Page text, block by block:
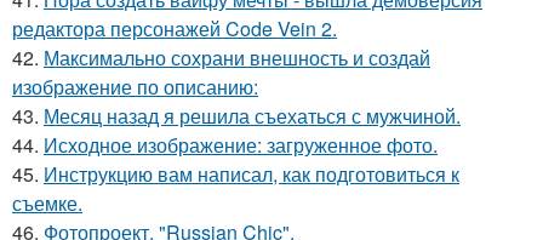
редактора персонажей Code Vein 2.
42. Максимально сохрани внешность и создай
изображение по описанию:
43. Месяц назад я решила съехаться с мужчиной.
44. Исходное изображение: загруженное фото.
45. Инструкцию вам написал, как подготовиться к
съемке.
46. Фотопроект. "Russian Chic".